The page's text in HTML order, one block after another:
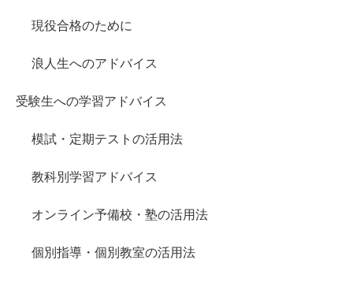
現役合格のために
浪人生へのアドバイス
受験生への学習アドバイス
模試・定期テストの活用法
教科別学習アドバイス
オンライン予備校・塾の活用法
個別指導・個別教室の活用法